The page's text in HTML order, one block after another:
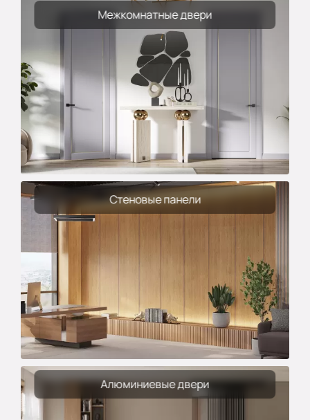
Межкомнатные двери
Стеновые панели
Алюминиевые двери